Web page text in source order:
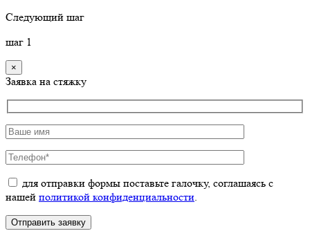
Следующий шаг
шаг 1
×
Заявка на стяжку
для отправки формы поставьте галочку, соглашаясь с
нашей политикой конфиденциальности